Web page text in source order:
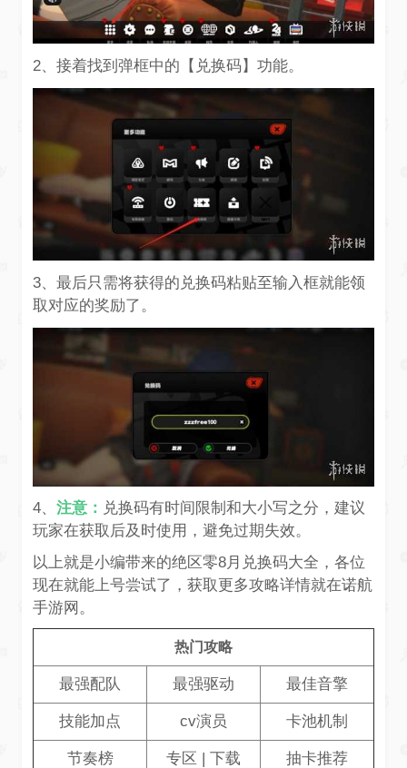
2、接着找到弹框中的【兑换码】功能。
3、最后只需将获得的兑换码粘贴至输入框就能领
取对应的奖励了。
4、 注意： 兑换码有时间限制和大小写之分，建议
玩家在获取后及时使用，避免过期失效。
以上就是小编带来的绝区零8月兑换码大全，各位
现在就能上号尝试了，获取更多攻略详情就在诺航
手游网。
热门攻略
最强配队 最强驱动 最佳音擎
技能加点 cv演员 卡池机制
节奏榜 专区 | 下载 抽卡推荐